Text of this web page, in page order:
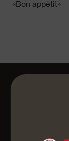
«Bon appétit»